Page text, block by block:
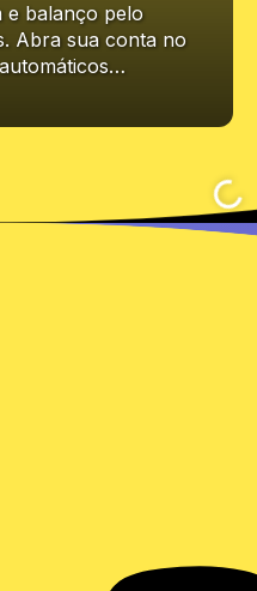
e balanço pelo
Abra sua conta no